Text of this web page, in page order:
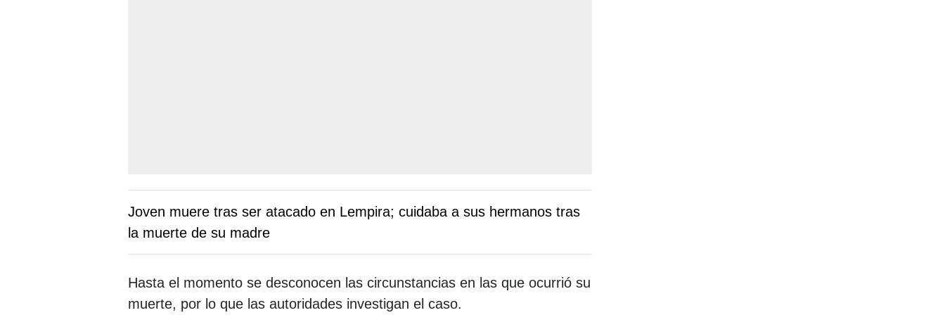
Joven muere tras ser atacado en Lempira; cuidaba a sus hermanos tras
la muerte de su madre
Hasta el momento se desconocen las circunstancias en las que ocurrió su
muerte, por lo que las autoridades investigan el caso.